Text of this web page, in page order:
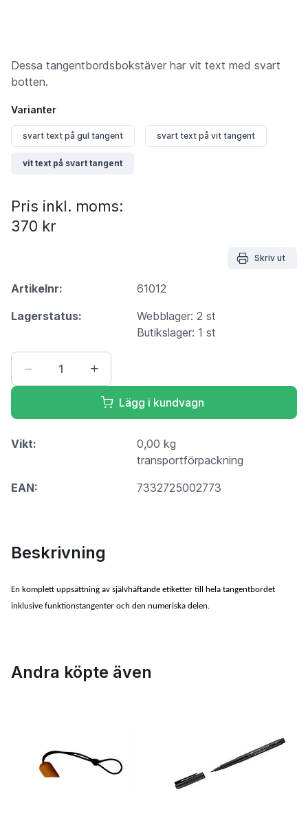
Dessa tangentbordsbokstäver har vit text med svart
botten.
Varianter
svart text på gul tangent svart text på vit tangent
vit text på svart tangent
Pris inkl. moms:
370 kr
Skriv ut
Artikelnr:
61012
Lagerstatus:
Webblager: 2 st
Butikslager: 1 st
Lägg i kundvagn
Vikt:
0,00 kg
transportförpackning
EAN:
7332725002773
Beskrivning
En komplett uppsättning av självhäftande etiketter till hela tangentbordet
inklusive funktionstangenter och den numeriska delen.
Andra köpte även